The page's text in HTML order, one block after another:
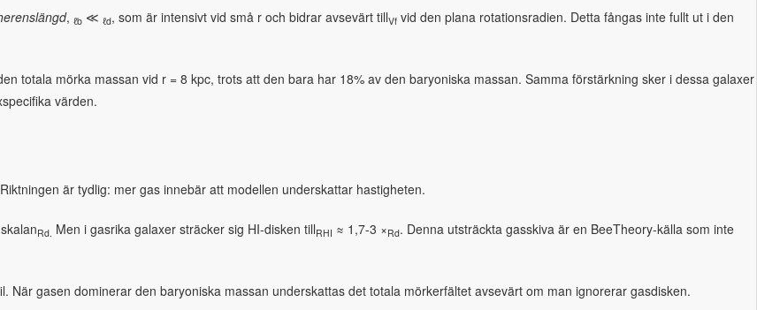
, ℓb ≪ ℓd, som är intensivt vid små r och bidrar avsevärt tillVf vid den plana rotationsradien. Detta fångas inte fullt ut i den
totala mörka massan vid r = 8 kpc, trots att den bara har 18% av den baryoniska massan. Samma förstärkning sker i dessa galaxer
värden.
är tydlig: mer gas innebär att modellen underskattar hastigheten.
Rd. Men i gasrika galaxer sträcker sig HI-disken tillRHI ≈ 1,7-3 ×Rd. Denna utsträckta gasskiva är en BeeTheory-källa som inte
När gasen dominerar den baryoniska massan underskattas det totala mörkerfältet avsevärt om man ignorerar gasdisken.